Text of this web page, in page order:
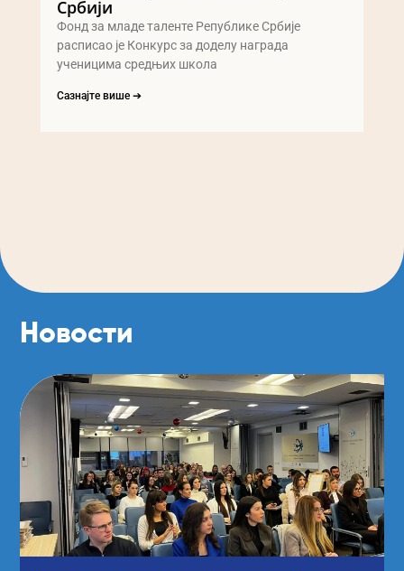
Србији
Фонд за младе таленте Републике Србије
расписао је Конкурс за доделу награда
ученицима средњих школа
Сазнајте више ➔
Новости